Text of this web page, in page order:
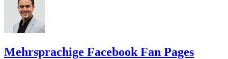
Mehrsprachige Facebook Fan Pages